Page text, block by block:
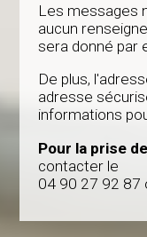
Les messages
aucun
sera donné par
De plus,
adresse
informations
Pour la prise
contacter le
04 90 27 92 87